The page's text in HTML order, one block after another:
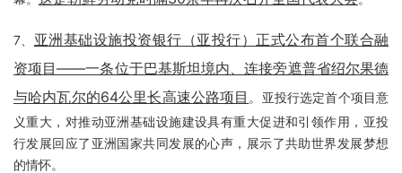
7、 亚洲基础设施投资银行（亚投行）正式公布首个联合融
资项目——一条位于巴基斯坦境内、连接旁遮普省绍尔果德
与哈内瓦尔的64公里长高速公路项目 。亚投行选定首个项目意
义重大，对推动亚洲基础设施建设具有重大促进和引领作用，亚投
行发展回应了亚洲国家共同发展的心声，展示了共助世界发展梦想
的情怀。